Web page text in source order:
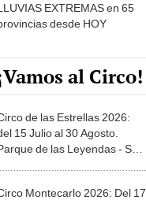
EXTREMAS en 65
desde HOY
al Circo!
de las Estrellas 2026:
15 Julio al 30 Agosto.
de las Leyendas - San
Montecarlo 2026: Del 17